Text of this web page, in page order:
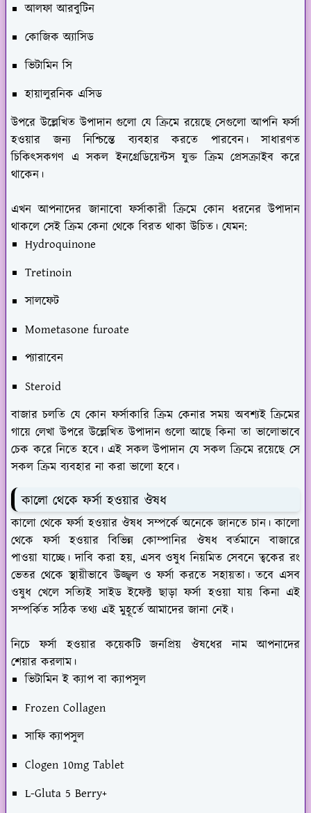
আলফা আরবুটিন
কোজিক অ্যাসিড
ভিটামিন সি
হায়ালুরনিক এসিড
উপরে উল্লেখিত উপাদান গুলো যে ক্রিমে রয়েছে সেগুলো আপনি ফর্সা
হওয়ার জন্য নিশ্চিন্তে ব্যবহার করতে পারবেন। সাধারণত
চিকিৎসকগণ এ সকল ইনগ্রেডিয়েন্টস যুক্ত ক্রিম প্রেসক্রাইব করে
থাকেন।
এখন আপনাদের জানাবো ফর্সাকারী ক্রিমে কোন ধরনের উপাদান
থাকলে সেই ক্রিম কেনা থেকে বিরত থাকা উচিত। যেমন:
Hydroquinone
Tretinoin
সালফেট
Mometasone furoate
প্যারাবেন
Steroid
বাজার চলতি যে কোন ফর্সাকারি ক্রিম কেনার সময় অবশ্যই ক্রিমের
গায়ে লেখা উপরে উল্লেখিত উপাদান গুলো আছে কিনা তা ভালোভাবে
চেক করে নিতে হবে। এই সকল উপাদান যে সকল ক্রিমে রয়েছে সে
সকল ক্রিম ব্যবহার না করা ভালো হবে।
কালো থেকে ফর্সা হওয়ার ঔষধ
কালো থেকে ফর্সা হওয়ার ঔষধ সম্পর্কে অনেকে জানতে চান। কালো
থেকে ফর্সা হওয়ার বিভিন্ন কোম্পানির ঔষধ বর্তমানে বাজারে
পাওয়া যাচ্ছে। দাবি করা হয়, এসব ওষুধ নিয়মিত সেবনে ত্বকের রং
ভেতর থেকে স্থায়ীভাবে উজ্জ্বল ও ফর্সা করতে সহায়তা। তবে এসব
ওষুধ খেলে সত্যিই সাইড ইফেক্ট ছাড়া ফর্সা হওয়া যায় কিনা এই
সম্পর্কিত সঠিক তথ্য এই মুহূর্তে আমাদের জানা নেই।
নিচে ফর্সা হওয়ার কয়েকটি জনপ্রিয় ঔষধের নাম আপনাদের
শেয়ার করলাম।
ভিটামিন ই ক্যাপ বা ক্যাপসুল
Frozen Collagen
সাফি ক্যাপসুল
Clogen 10mg Tablet
L-Gluta 5 Berry+